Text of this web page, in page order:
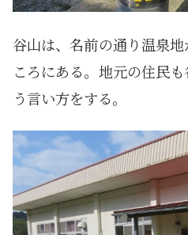
谷山は、名前の通り温泉
ころにある。地元の住民
う言い方をする。